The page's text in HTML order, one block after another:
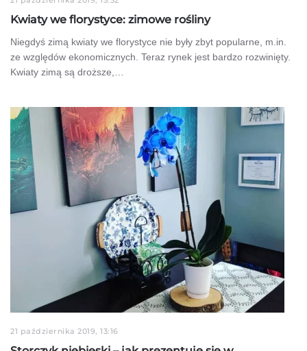
Kwiaty we florystyce: zimowe rośliny
Niegdyś zimą kwiaty we florystyce nie były zbyt popularne, m.in.
ze względów ekonomicznych. Teraz rynek jest bardzo rozwinięty.
Kwiaty zimą są droższe,…
21 października 2019, 13:16